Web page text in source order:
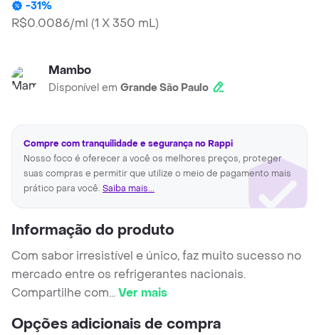
-31%
R$0.0086/ml (1 X 350 mL)
Mambo
Disponível em Grande São Paulo
Compre com tranquilidade e segurança no Rappi
Nosso foco é oferecer a você os melhores preços, proteger
suas compras e permitir que utilize o meio de pagamento mais
prático para você. Saiba mais...
Informação do produto
Com sabor irresistível e único, faz muito sucesso no
mercado entre os refrigerantes nacionais.
Compartilhe com...Ver mais
Opções adicionais de compra